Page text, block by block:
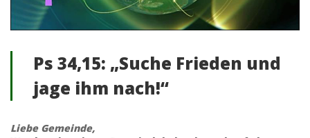
Ps 34,15: „Suche Frieden und
jage ihm nach!“
Liebe Gemeinde,